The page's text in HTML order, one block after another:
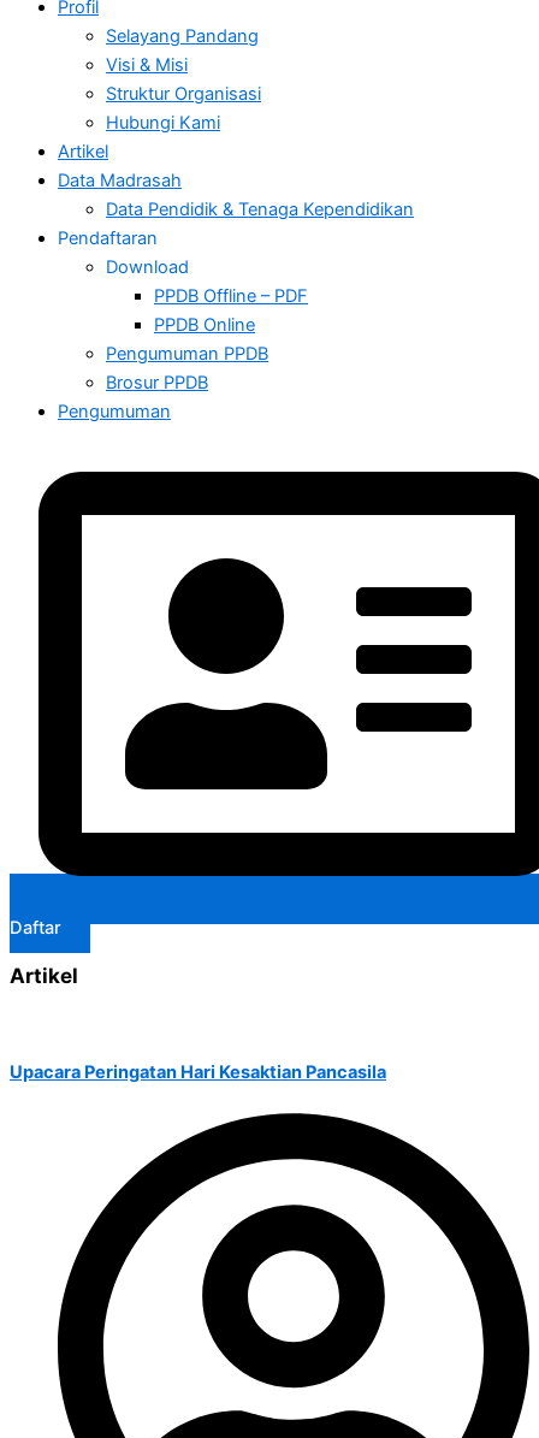
Profil
Selayang Pandang
Visi & Misi
Struktur Organisasi
Hubungi Kami
Artikel
Data Madrasah
Data Pendidik & Tenaga Kependidikan
Pendaftaran
Download
PPDB Offline – PDF
PPDB Online
Pengumuman PPDB
Brosur PPDB
Pengumuman
Daftar
Artikel
Upacara Peringatan Hari Kesaktian Pancasila